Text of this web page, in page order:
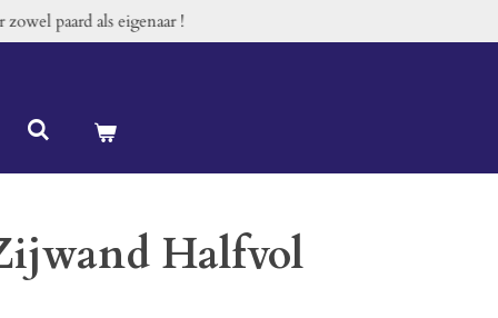
paard als eigenaar !
Halfvol